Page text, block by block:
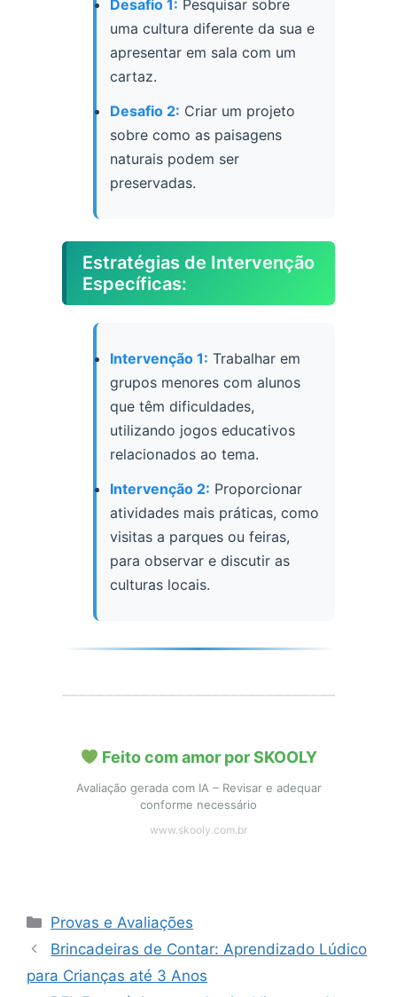
Desafio 1: Pesquisar sobre
uma cultura diferente da sua e
apresentar em sala com um
cartaz.
Desafio 2: Criar um projeto
sobre como as paisagens
naturais podem ser
preservadas.
Estratégias de Intervenção
Específicas:
Intervenção 1: Trabalhar em
grupos menores com alunos
que têm dificuldades,
utilizando jogos educativos
relacionados ao tema.
Intervenção 2: Proporcionar
atividades mais práticas, como
visitas a parques ou feiras,
para observar e discutir as
culturas locais.
Feito com amor por SKOOLY
Avaliação gerada com IA – Revisar e adequar
conforme necessário
www.skooly.com.br
Categorias
Provas e Avaliações
Brincadeiras de Contar: Aprendizado Lúdico
para Crianças até 3 Anos